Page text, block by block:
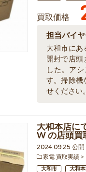
買取価格
担当バイ
大和市にあ
開封で店頭
した。ア
す。掃除機
せください。
大和本店に
W の店頭買
2024.09.25 公開
家電 買取実績
大和市 大和